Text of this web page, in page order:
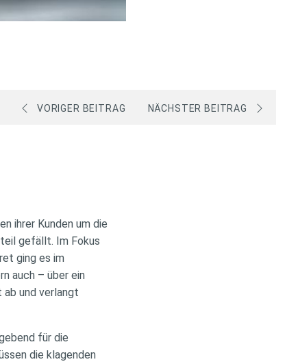
VORIGER BEITRAG NÄCHSTER BEITRAG
ihrer Kunden um die
gefällt. Im Fokus
ging es im
auch – über ein
ab und verlangt
für die
die klagenden